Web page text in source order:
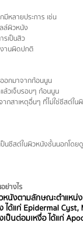
หลายประการ เช่น
ล์ผิวหนัง
เป็นสิว
านผิดปกติ
อกมาจากก้อนนูน
ล้วเจ็บรอบๆ ก้อนนูน
กสาเหตุอื่นๆ ที่ไม่ใช่ซีสต์
ป็นซีสต์ในผิวหนังชั้นนอกโ
ย่างไร
นังตามลักษณะตำแหน่
ด้แก่ Epidermal
ป็นต่อมเหงื่อ ได้แก่